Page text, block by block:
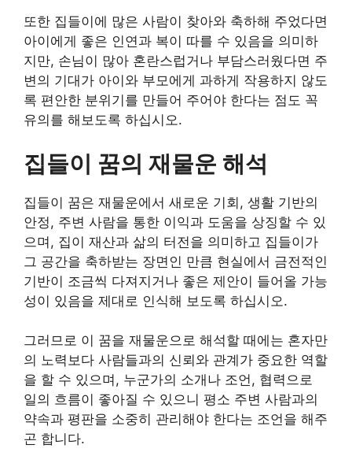
또한 집들이에 많은 사람이 찾아와 축하해 주었다면
아이에게 좋은 인연과 복이 따를 수 있음을 의미하
지만, 손님이 많아 혼란스럽거나 부담스러웠다면 주
변의 기대가 아이와 부모에게 과하게 작용하지 않도
록 편안한 분위기를 만들어 주어야 한다는 점도 꼭
유의를 해보도록 하십시오.
집들이 꿈의 재물운 해석
집들이 꿈은 재물운에서 새로운 기회, 생활 기반의
안정, 주변 사람을 통한 이익과 도움을 상징할 수 있
으며, 집이 재산과 삶의 터전을 의미하고 집들이가
그 공간을 축하받는 장면인 만큼 현실에서 금전적인
기반이 조금씩 다져지거나 좋은 제안이 들어올 가능
성이 있음을 제대로 인식해 보도록 하십시오.
그러므로 이 꿈을 재물운으로 해석할 때에는 혼자만
의 노력보다 사람들과의 신뢰와 관계가 중요한 역할
을 할 수 있으며, 누군가의 소개나 조언, 협력으로
일의 흐름이 좋아질 수 있으니 평소 주변 사람과의
약속과 평판을 소중히 관리해야 한다는 조언을 해주
곤 합니다.